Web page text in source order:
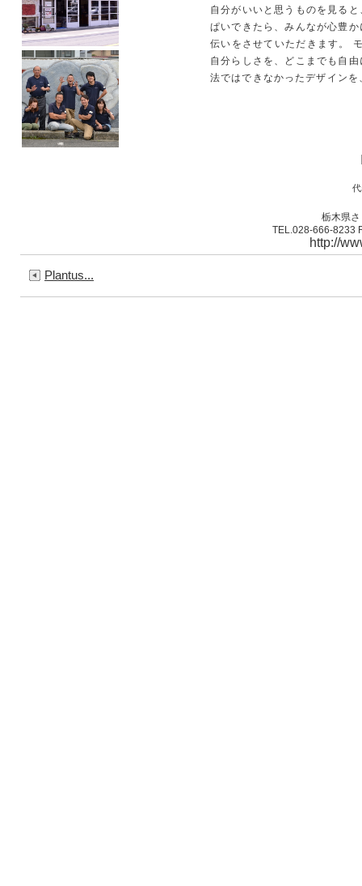
自分がいいと思うものを見る
ぱいできたら、みんなが心豊
伝いをさせていただきます。
自分らしさを、どこまでも自
法ではできなかったデザイン
栃木県
TEL.028-666-8233
http://
Plantus...